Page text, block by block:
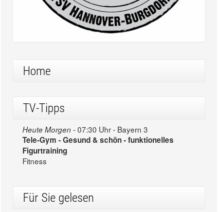
Home
TV-Tipps
Heute Morgen -07:30 Uhr - Bayern 3
Tele-Gym - Gesund & schön - funktionelles
Figurtraining
Fitness
Für Sie gelesen